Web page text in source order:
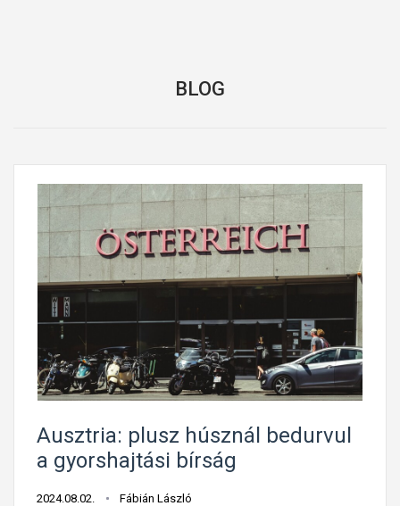
BLOG
Ausztria: plusz húsznál bedurvul
a gyorshajtási bírság
2024.08.02. Fábián László